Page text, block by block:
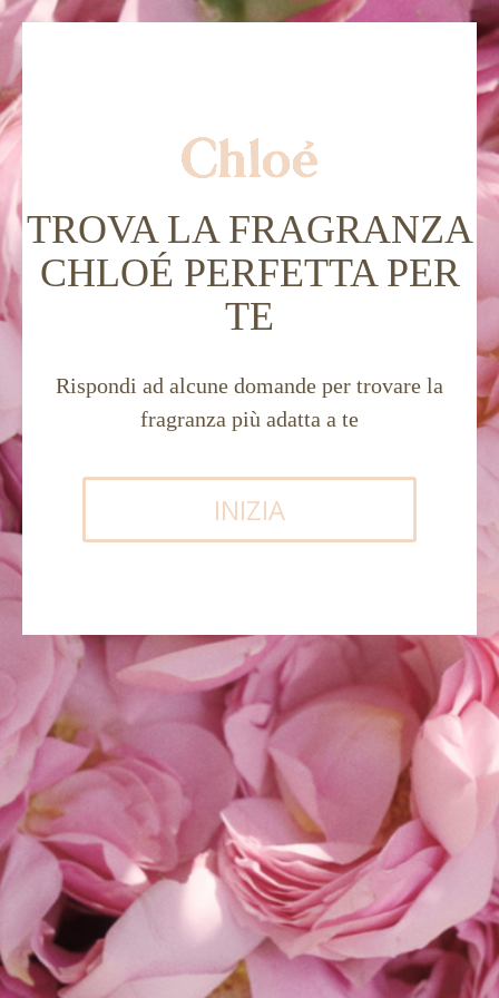
TROVA LA FRAGRANZA
CHLOÉ PERFETTA PER
TE
Rispondi ad alcune domande per trovare la
fragranza più adatta a te
INIZIA